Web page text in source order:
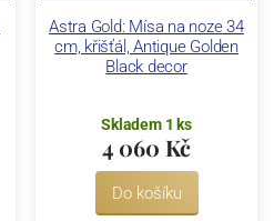
Astra Gold: Mísa na noze 34
cm, křišťál, Antique Golden
Black decor
Skladem 1 ks
4 060 Kč
Do košíku